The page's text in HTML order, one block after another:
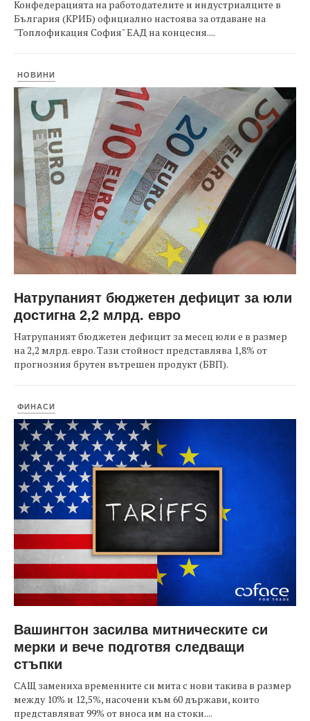
Конфедерацията на работодателите и индустриалците в
България (КРИБ) официално настоява за отдаване на
"Топлофикация София" ЕАД на концесия....
НОВИНИ
Натрупаният бюджетен дефицит за юли
достигна 2,2 млрд. евро
Натрупаният бюджетен дефицит за месец юли е в размер
на 2,2 млрд. евро. Тази стойност представлява 1,8% от
прогнозния брутен вътрешен продукт (БВП).
ФИНАСИ
Вашингтон засилва митническите си
мерки и вече подготвя следващи
стъпки
САЩ замениха временните си мита с нови такива в размер
между 10% и 12,5%, насочени към 60 държави, които
представляват 99% от вноса им на стоки....